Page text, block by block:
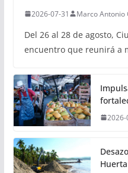
2026-07-31 Marco Antonio
Del 26 al 28 de agosto,
encuentro que reunirá a
Huerta